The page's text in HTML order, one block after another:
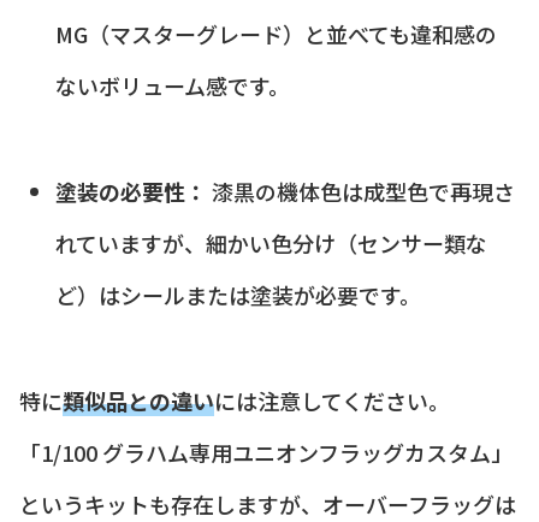
MG（マスターグレード）と並べても違和感の
ないボリューム感です。
塗装の必要性： 漆黒の機体色は成型色で再現さ
れていますが、細かい色分け（センサー類な
ど）はシールまたは塗装が必要です。
特に類似品との違いには注意してください。
「1/100 グラハム専用ユニオンフラッグカスタム」
というキットも存在しますが、オーバーフラッグは